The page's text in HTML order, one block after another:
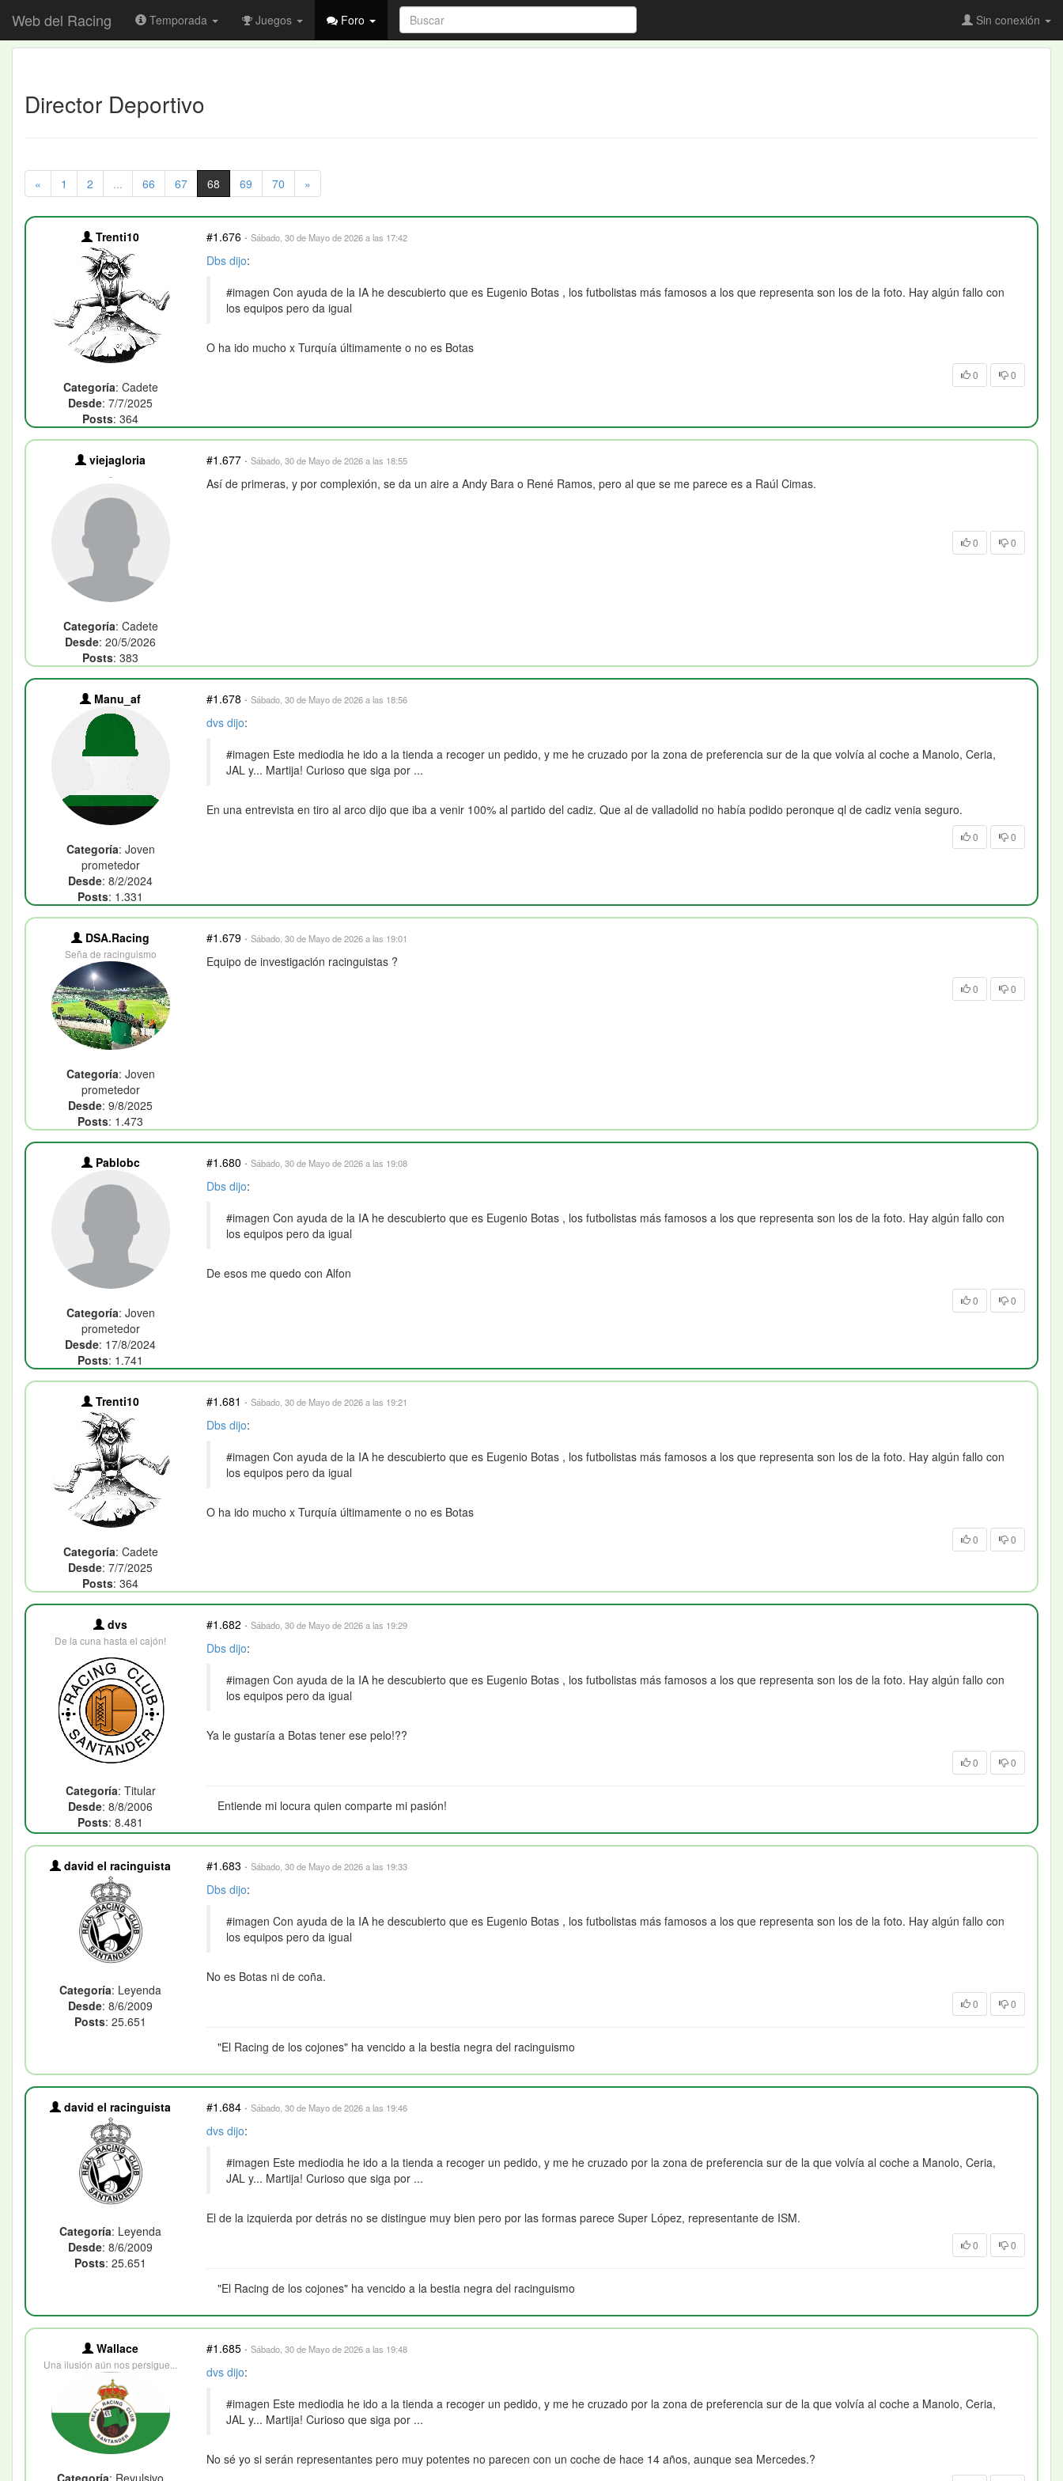
Web del Racing Temporada Juegos Foro Sin conexión
Director Deportivo
« 1 2 ... 66 67 68 69 70 »
Trenti10
Categoría: Cadete
Desde: 7/7/2025
Posts: 364
#1.676 · Sábado, 30 de Mayo de 2026 a las 17:42
Dbs dijo:
#imagen Con ayuda de la IA he descubierto que es Eugenio Botas , los futbolistas más famosos a los que representa son los de la foto. Hay algún fallo con
los equipos pero da igual
O ha ido mucho x Turquía últimamente o no es Botas
0 0
viejagloria
-
Categoría: Cadete
Desde: 20/5/2026
Posts: 383
#1.677 · Sábado, 30 de Mayo de 2026 a las 18:55
Así de primeras, y por complexión, se da un aire a Andy Bara o René Ramos, pero al que se me parece es a Raúl Cimas.
0 0
Manu_af
Categoría: Joven
prometedor
Desde: 8/2/2024
Posts: 1.331
#1.678 · Sábado, 30 de Mayo de 2026 a las 18:56
dvs dijo:
#imagen Este mediodia he ido a la tienda a recoger un pedido, y me he cruzado por la zona de preferencia sur de la que volvía al coche a Manolo, Ceria,
JAL y... Martija! Curioso que siga por ...
En una entrevista en tiro al arco dijo que iba a venir 100% al partido del cadiz. Que al de valladolid no había podido peronque ql de cadiz venia seguro.
0 0
DSA.Racing
Seña de racinguismo
Categoría: Joven
prometedor
Desde: 9/8/2025
Posts: 1.473
#1.679 · Sábado, 30 de Mayo de 2026 a las 19:01
Equipo de investigación racinguistas ?
0 0
Pablobc
Categoría: Joven
prometedor
Desde: 17/8/2024
Posts: 1.741
#1.680 · Sábado, 30 de Mayo de 2026 a las 19:08
Dbs dijo:
#imagen Con ayuda de la IA he descubierto que es Eugenio Botas , los futbolistas más famosos a los que representa son los de la foto. Hay algún fallo con
los equipos pero da igual
De esos me quedo con Alfon
0 0
Trenti10
Categoría: Cadete
Desde: 7/7/2025
Posts: 364
#1.681 · Sábado, 30 de Mayo de 2026 a las 19:21
Dbs dijo:
#imagen Con ayuda de la IA he descubierto que es Eugenio Botas , los futbolistas más famosos a los que representa son los de la foto. Hay algún fallo con
los equipos pero da igual
O ha ido mucho x Turquía últimamente o no es Botas
0 0
dvs
De la cuna hasta el cajón!
Categoría: Titular
Desde: 8/8/2006
Posts: 8.481
#1.682 · Sábado, 30 de Mayo de 2026 a las 19:29
Dbs dijo:
#imagen Con ayuda de la IA he descubierto que es Eugenio Botas , los futbolistas más famosos a los que representa son los de la foto. Hay algún fallo con
los equipos pero da igual
Ya le gustaría a Botas tener ese pelo!??
0 0
Entiende mi locura quien comparte mi pasión!
david el racinguista
Categoría: Leyenda
Desde: 8/6/2009
Posts: 25.651
#1.683 · Sábado, 30 de Mayo de 2026 a las 19:33
Dbs dijo:
#imagen Con ayuda de la IA he descubierto que es Eugenio Botas , los futbolistas más famosos a los que representa son los de la foto. Hay algún fallo con
los equipos pero da igual
No es Botas ni de coña.
0 0
"El Racing de los cojones" ha vencido a la bestia negra del racinguismo
david el racinguista
Categoría: Leyenda
Desde: 8/6/2009
Posts: 25.651
#1.684 · Sábado, 30 de Mayo de 2026 a las 19:46
dvs dijo:
#imagen Este mediodia he ido a la tienda a recoger un pedido, y me he cruzado por la zona de preferencia sur de la que volvía al coche a Manolo, Ceria,
JAL y... Martija! Curioso que siga por ...
El de la izquierda por detrás no se distingue muy bien pero por las formas parece Super López, representante de ISM.
0 0
"El Racing de los cojones" ha vencido a la bestia negra del racinguismo
Wallace
Una ilusión aún nos persigue...
Categoría: Revulsivo
#1.685 · Sábado, 30 de Mayo de 2026 a las 19:48
dvs dijo:
#imagen Este mediodia he ido a la tienda a recoger un pedido, y me he cruzado por la zona de preferencia sur de la que volvía al coche a Manolo, Ceria,
JAL y... Martija! Curioso que siga por ...
No sé yo si serán representantes pero muy potentes no parecen con un coche de hace 14 años, aunque sea Mercedes.?